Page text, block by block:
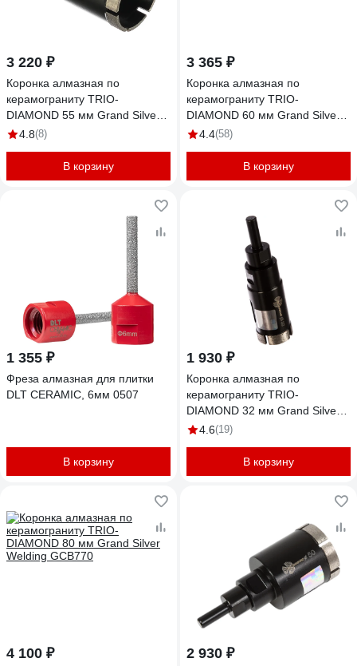
3 220 ₽
Коронка алмазная по
керамограниту TRIO-
DIAMOND 55 мм Grand Silver
Welding GCB766
4.8(8)
В корзину
3 365 ₽
Коронка алмазная по
керамограниту TRIO-
DIAMOND 60 мм Grand Silver
Welding GCB767
4.4(58)
В корзину
1 355 ₽
Фреза алмазная для плитки
DLT CERAMIC, 6мм 0507
В корзину
1 930 ₽
Коронка алмазная по
керамограниту TRIO-
DIAMOND 32 мм Grand Silver
Welding GCB772
4.6(19)
В корзину
4 100 ₽ 2 930 ₽